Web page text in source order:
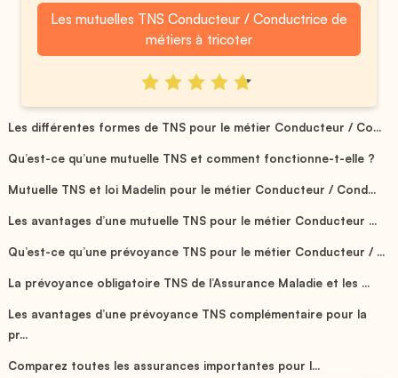
Les mutuelles TNS Conducteur / Conductrice de
métiers à tricoter
Les différentes formes de TNS pour le métier Conducteur / Co...
Qu’est-ce qu’une mutuelle TNS et comment fonctionne-t-elle ?
Mutuelle TNS et loi Madelin pour le métier Conducteur / Cond...
Les avantages d’une mutuelle TNS pour le métier Conducteur ...
Qu’est-ce qu’une prévoyance TNS pour le métier Conducteur / ...
La prévoyance obligatoire TNS de l’Assurance Maladie et les ...
Les avantages d’une prévoyance TNS complémentaire pour la
pr...
Comparez toutes les assurances importantes pour l...